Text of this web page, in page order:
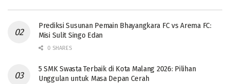
Prediksi Susunan Pemain Bhayangkara FC vs Arema FC:
Misi Sulit Singo Edan
0 SHARES
5 SMK Swasta Terbaik di Kota Malang 2026: Pilihan
Unggulan untuk Masa Depan Cerah